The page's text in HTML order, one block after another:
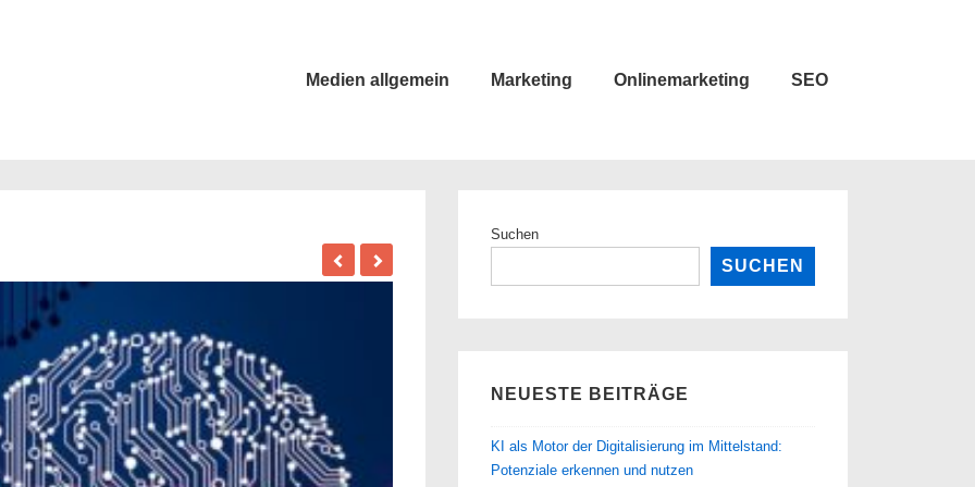
Medien allgemein Marketing Onlinemarketing SEO
Suchen
SUCHEN
NEUESTE BEITRÄGE
KI als Motor der Digitalisierung im Mittelstand:
Potenziale erkennen und nutzen